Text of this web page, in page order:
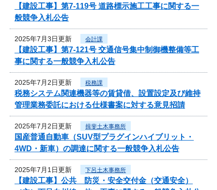
【建設工事】第7-119号 道路標示施工工事に関する一
般競争入札公告
2025年7月3日更新 会計課
【建設工事】第7-121号 交通信号集中制御機整備等工
事に関する一般競争入札公告
2025年7月2日更新 税務課
税務システム関連機器等の賃貸借、設置設定及び維持
管理業務委託における仕様書案に対する意見招請
2025年7月2日更新 揖斐土木事務所
国産普通自動車（SUV型プラグインハイブリット・
4WD・新車）の調達に関する一般競争入札公告
2025年7月1日更新 下呂土木事務所
【建設工事】公共 防災・安全交付金（交通安全）